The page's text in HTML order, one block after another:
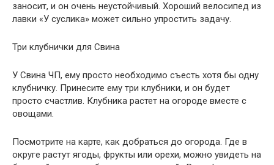
заносит, и он очень неустойчивый. Хороший велосипед из
лавки «У суслика» может сильно упростить задачу.
Три клубнички для Свина
У Свина ЧП, ему просто необходимо съесть хотя бы одну
клубничку. Принесите ему три клубники, и он будет
просто счастлив. Клубника растет на огороде вместе с
овощами.
Посмотрите на карте, как добраться до огорода. Где в
округе растут ягоды, фрукты или орехи, можно увидеть на